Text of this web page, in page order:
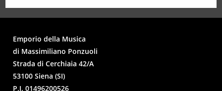
Emporio della Musica
di Massimiliano Ponzuoli
Strada di Cerchiaia 42/A
53100 Siena (SI)
P.I. 01496200526